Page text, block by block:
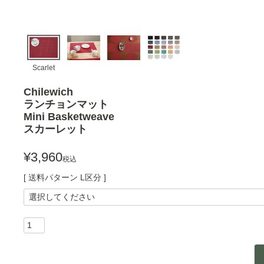
Scarlet
Chilewich
ランチョンマット
Mini Basketweave
スカーレット
¥3,960税込
送料パターン L区分